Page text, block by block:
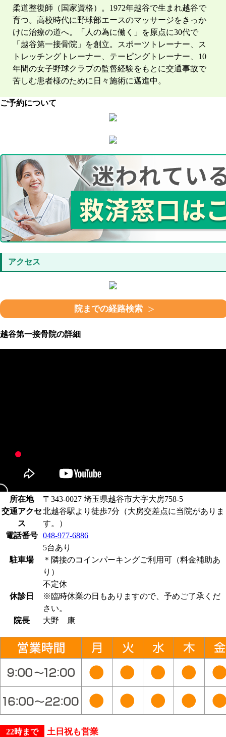
柔道整復師（国家資格）。1972年越谷で生まれ越谷で
育つ。高校時代に野球部エースのマッサージをきっか
けに治療の道へ。「人の為に働く」を原点に30代で
「越谷第一接骨院」を創立。スポーツトレーナー、ス
トレッチングトレーナー、テーピングトレーナー、10
年間の女子野球クラブの監督経験をもとに交通事故で
苦しむ患者様のために日々施術に邁進中。
ご予約について
アクセス
院までの経路検索
越谷第一接骨院の詳細
所在地
〒343-0027 埼玉県越谷市大字大房758-5
交通アクセ
ス
北越谷駅より徒歩7分（大房交差点に当院がありま
す。）
電話番号
048-977-6886
駐車場
5台あり
＊隣接のコインパーキングご利用可（料金補助あ
り）
休診日
不定休
※臨時休業の日もありますので、予めご了承くだ
さい。
院長
大野 康
22時まで 土日祝も営業